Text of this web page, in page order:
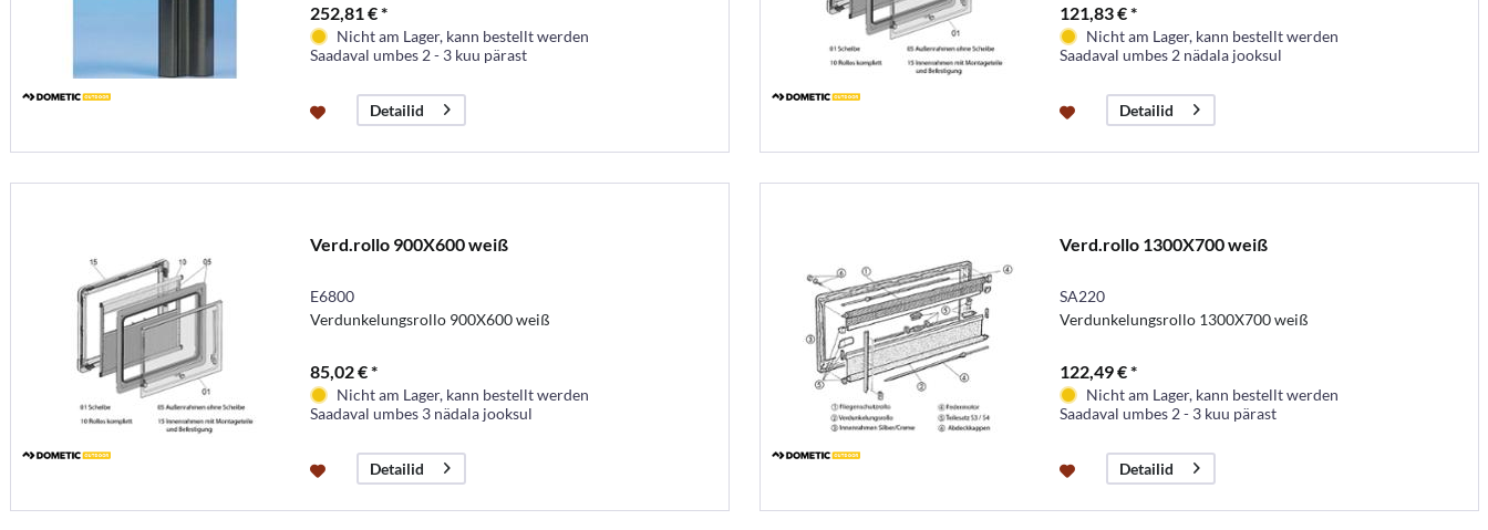
252,81 € *
Nicht am Lager, kann bestellt werden
Saadaval umbes 2 - 3 kuu pärast
Detailid
121,83 € *
Nicht am Lager, kann bestellt werden
Saadaval umbes 2 nädala jooksul
Detailid
Verd.rollo 900X600 weiß
E6800
Verdunkelungsrollo 900X600 weiß
85,02 € *
Nicht am Lager, kann bestellt werden
Saadaval umbes 3 nädala jooksul
Detailid
Verd.rollo 1300X700 weiß
SA220
Verdunkelungsrollo 1300X700 weiß
122,49 € *
Nicht am Lager, kann bestellt werden
Saadaval umbes 2 - 3 kuu pärast
Detailid